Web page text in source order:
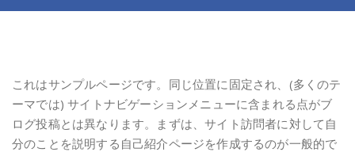
これはサンプルページです。同じ位置に固定され、(多くのテ
ーマでは) サイトナビゲーションメニューに含まれる点がブ
ログ投稿とは異なります。まずは、サイト訪問者に対して自
分のことを説明する自己紹介ページを作成するのが一般的で